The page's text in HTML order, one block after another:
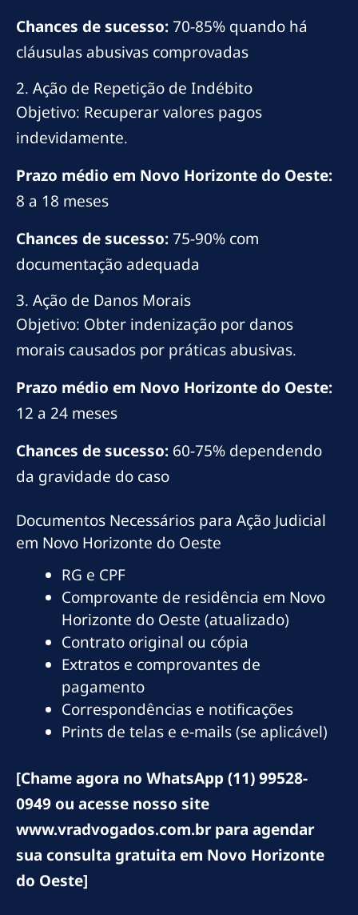
Chances de sucesso: 70-85% quando há
cláusulas abusivas comprovadas
2. Ação de Repetição de Indébito
Objetivo: Recuperar valores pagos
indevidamente.
Prazo médio em Novo Horizonte do Oeste:
8 a 18 meses
Chances de sucesso: 75-90% com
documentação adequada
3. Ação de Danos Morais
Objetivo: Obter indenização por danos
morais causados por práticas abusivas.
Prazo médio em Novo Horizonte do Oeste:
12 a 24 meses
Chances de sucesso: 60-75% dependendo
da gravidade do caso
Documentos Necessários para Ação Judicial
em Novo Horizonte do Oeste
RG e CPF
Comprovante de residência em Novo
Horizonte do Oeste (atualizado)
Contrato original ou cópia
Extratos e comprovantes de
pagamento
Correspondências e notificações
Prints de telas e e-mails (se aplicável)
[Chame agora no WhatsApp (11) 99528-
0949 ou acesse nosso site
www.vradvogados.com.br para agendar
sua consulta gratuita em Novo Horizonte
do Oeste]